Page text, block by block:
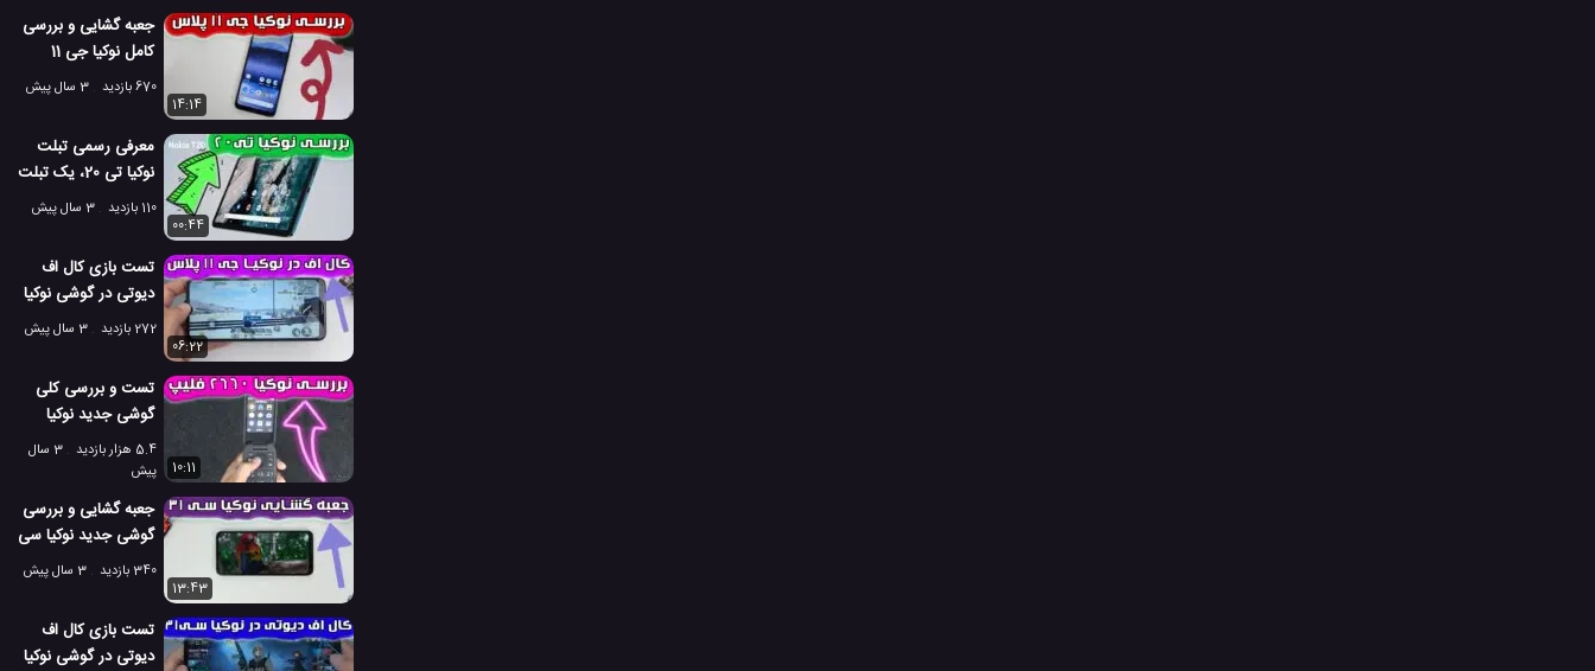
جعبه گشایی و بررسی
کامل نوکیا جی 11
پلاس
670 بازدید
3 سال پیش
14:14
معرفی رسمی تبلت
نوکیا تی 20، یک تبلت
بسیار عالی
110 بازدید
3 سال پیش
00:44
تست بازی کال اف
دیوتی در گوشی نوکیا
جی 11 پلاس
272 بازدید
3 سال پیش
06:22
تست و بررسی کلی
گوشی جدید نوکیا
2660 فلیپ
5.4 هزار بازدید
3 سال
پیش
10:11
جعبه گشایی و بررسی
گوشی جدید نوکیا سی
31
340 بازدید
3 سال پیش
13:43
تست بازی کال اف
دیوتی در گوشی نوکیا